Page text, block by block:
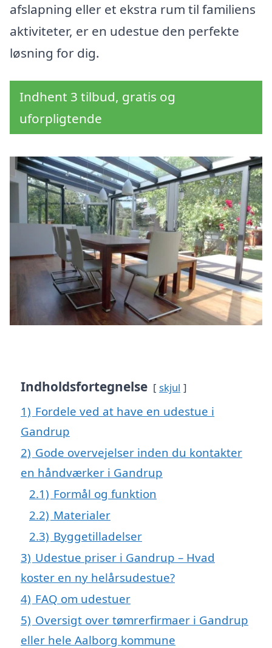
afslapning eller et ekstra rum til familiens
aktiviteter, er en udestue den perfekte
løsning for dig.
Indhent 3 tilbud, gratis og
uforpligtende
Indholdsfortegnelse skjul
1) Fordele ved at have en udestue i
Gandrup
2) Gode overvejelser inden du kontakter
en håndværker i Gandrup
2.1) Formål og funktion
2.2) Materialer
2.3) Byggetilladelser
3) Udestue priser i Gandrup – Hvad
koster en ny helårsudestue?
4) FAQ om udestuer
5) Oversigt over tømrerfirmaer i Gandrup
eller hele Aalborg kommune